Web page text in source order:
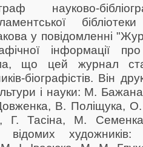
науково-
у повідомленні
інформації про
що цей журнал
біографістів. Він
і науки: М.
В. Поліщука, О.
Г. Тасіна, М.
відомих